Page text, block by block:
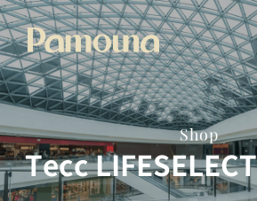
Shop
Tecc